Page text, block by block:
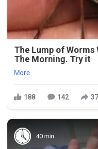
The Lump of Worms
The Morning. Try it
More
188 142
40 min